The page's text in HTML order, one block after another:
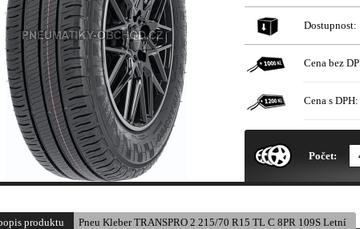
Dostupnost:
Cena bez
Cena s DPH:
Počet:
produktu Pneu Kleber TRANSPRO 2 215/70 R15 TL C 8PR 109S Letní